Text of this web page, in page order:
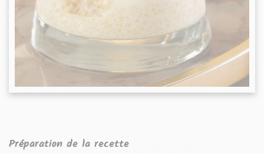
Préparation de la recette